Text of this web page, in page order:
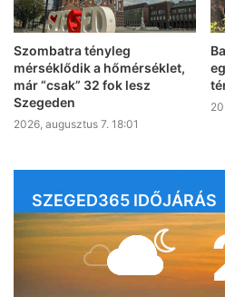
Szombatra tényleg
mérséklődik a hőmérséklet,
már “csak” 32 fok lesz
Szegeden
2026, augusztus 7. 18:01
SZEGED365 IDŐJÁRÁS